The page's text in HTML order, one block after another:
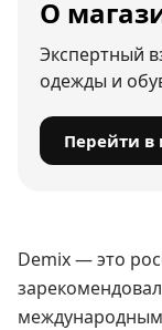
О
Экспертный
одежды и
Перейти в
Demix — это
международным